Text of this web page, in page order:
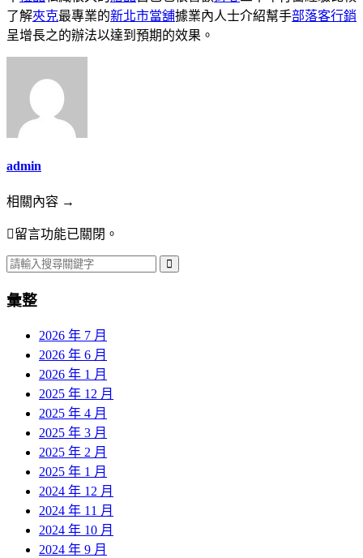
了解夾克最專業的新北市當舖據業內人士介紹幫手部落客行銷
呈增長之的辦法以達到預期的效果。
admin
相關內容 →
留言功能已關閉。
彙整
2026 年 7 月
2026 年 6 月
2026 年 1 月
2025 年 12 月
2025 年 4 月
2025 年 3 月
2025 年 2 月
2025 年 1 月
2024 年 12 月
2024 年 11 月
2024 年 10 月
2024 年 9 月